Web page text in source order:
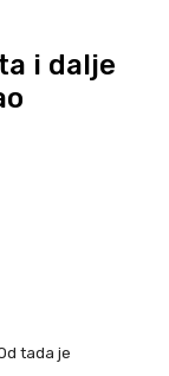
i dalje
tada je